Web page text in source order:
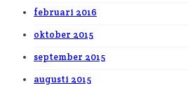
februari 2016
oktober 2015
september 2015
augusti 2015